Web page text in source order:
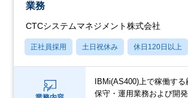
業務
CTCシステムマネジメント株式会社
正社員採用 土日祝休み 休日120日以上
IBMi(AS400)上で稼働す
保守・運用業務および開